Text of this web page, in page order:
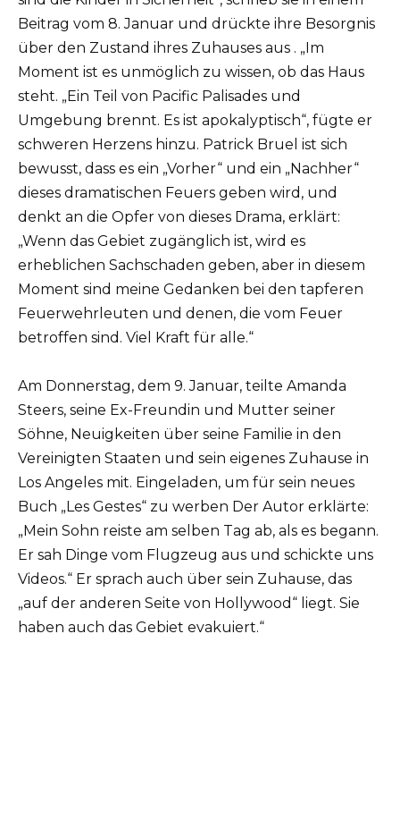
Beitrag vom 8. Januar und drückte ihre Besorgnis
über den Zustand ihres Zuhauses aus . „Im
Moment ist es unmöglich zu wissen, ob das Haus
steht. „Ein Teil von Pacific Palisades und
Umgebung brennt. Es ist apokalyptisch“, fügte er
schweren Herzens hinzu. Patrick Bruel ist sich
bewusst, dass es ein „Vorher“ und ein „Nachher“
dieses dramatischen Feuers geben wird, und
denkt an die Opfer von dieses Drama, erklärt:
„Wenn das Gebiet zugänglich ist, wird es
erheblichen Sachschaden geben, aber in diesem
Moment sind meine Gedanken bei den tapferen
Feuerwehrleuten und denen, die vom Feuer
betroffen sind. Viel Kraft für alle.“
Am Donnerstag, dem 9. Januar, teilte Amanda
Steers, seine Ex-Freundin und Mutter seiner
Söhne, Neuigkeiten über seine Familie in den
Vereinigten Staaten und sein eigenes Zuhause in
Los Angeles mit. Eingeladen, um für sein neues
Buch „Les Gestes“ zu werben Der Autor erklärte:
„Mein Sohn reiste am selben Tag ab, als es begann.
Er sah Dinge vom Flugzeug aus und schickte uns
Videos.“ Er sprach auch über sein Zuhause, das
„auf der anderen Seite von Hollywood“ liegt. Sie
haben auch das Gebiet evakuiert.“